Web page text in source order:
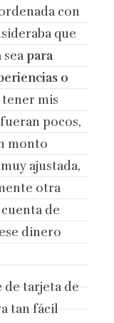
con
que
seapara
o
mis
pocos,
monto
ajustada,
otra
de
dinero
de tarjeta de
tan fácil